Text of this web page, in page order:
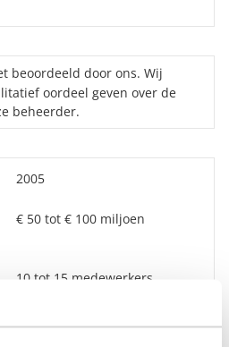
beoordeeld door ons. Wij
oordeel geven over de
beheerder.
2005
€ 50 tot € 100 miljoen
10 tot 15 medewerkers